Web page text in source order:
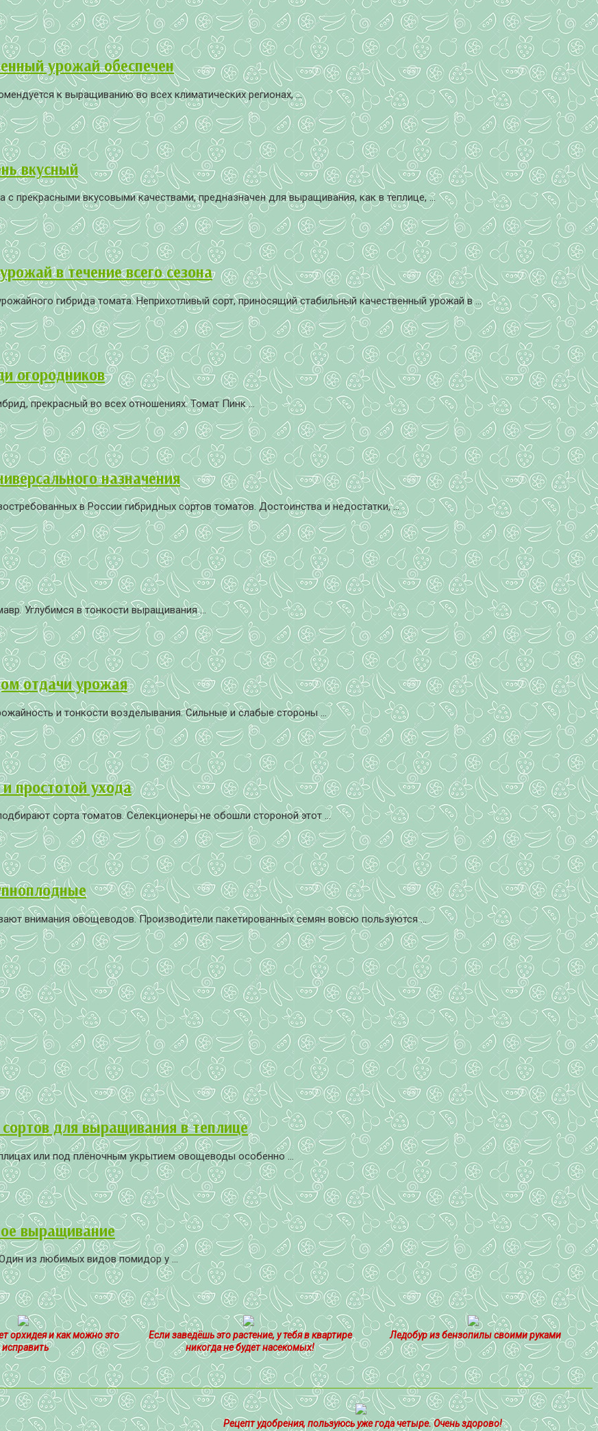
урожай обеспечен
к выращиванию во всех климатических регионах, ...
вкусный
прекрасными вкусовыми качествами, предназначен для выращивания, как в теплице, ...
в течение всего сезона
гибрида томата. Неприхотливый сорт, приносящий стабильный качественный урожай в ...
огородников
прекрасный во всех отношениях. Томат Пинк ...
назначения
в России гибридных сортов томатов. Достоинства и недостатки, ...
Углубимся в тонкости выращивания ...
отдачи урожая
и тонкости возделывания. Сильные и слабые стороны ...
простотой ухода
сорта томатов. Селекционеры не обошли стороной этот ...
внимания овощеводов. Производители пакетированных семян вовсю пользуются ...
для выращивания в теплице
или под плёночным укрытием овощеводы особенно ...
выращивание
из любимых видов помидор у ...
орхидея и как можно это
исправить
Если заведёшь это растение, у тебя в квартире
никогда не будет насекомых!
Ледобур из бензопилы своими руками
Рецепт удобрения, пользуюсь уже года четыре. Очень здорово!